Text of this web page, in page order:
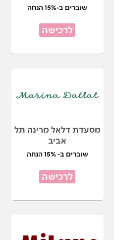
שוברים ב-15% הנחה
לרכישה
מסעדת דלאל מרינה תל
אביב
שוברים ב- 15% הנחה
לרכישה